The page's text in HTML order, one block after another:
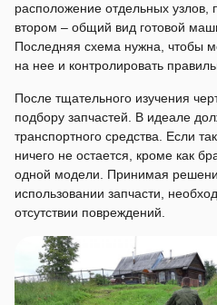
расположение отдельных узлов,
втором – общий вид готовой
Последняя схема нужна, чтобы
на нее и контролировать
После тщательного изучения
подбору запчастей. В идеале
транспортного средства. Если
ничего не остается, кроме как
одной модели. Принимая
использовании запчасти,
отсутствии повреждений.